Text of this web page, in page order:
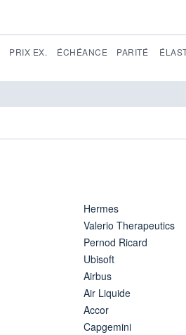
PRIX EX. ÉCHÉANCE PARITÉ
Hermes
Valerio Therapeutics
Pernod Ricard
Ubisoft
Airbus
Air Liquide
Accor
Capgemini